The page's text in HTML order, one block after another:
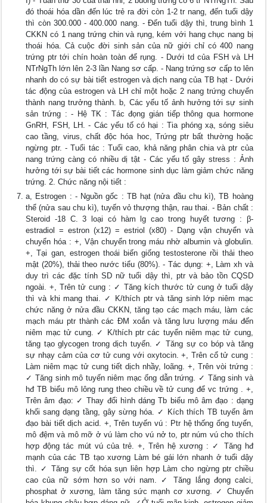
đó thoái hóa dần đến lúc trẻ ra đời còn 1-2 tr nang, đến tuổi dậy
thì còn 300.000 - 400.000 nang. - Đến tuổi dậy thì, trung bình 1
CKKN có 1 nang trứng chin và rụng, kém với hang chục nang bị
thoái hóa. Cả cuộc đời sinh sản của nữ giới chỉ có 400 nang
trứng ptr tới chín hoàn toàn để rụng. - Dưới td của FSH và LH
NTrNgTh lớn lên 2-3 lần Nang sơ cấp. - Nang trứng sơ cấp to lên
nhanh do có sự bài tiết estrogen và dịch nang của TB hạt - Dưới
tác động của estrogen và LH chỉ một hoặc 2 nang trứng chuyển
thành nang trưởng thành. b, Các yếu tố ảnh hưởng tới sự sinh
sản trứng : - Hệ TK : Tác đọng gián tiếp thông qua hormone
GnRH, FSH, LH. - Các yếu tố có hại : Tia phóng xạ, sóng siêu
cao tầng, virus, chất độc hóa hoc, Trứng ptr bất thường hoặc
ngừng ptr. - Tuổi tác : Tuổi cao, khả năng phân chia và ptr của
nang trứng càng có nhiều dị tật - Các yếu tố gây stress : Ảnh
hưởng tới sự bài tiết các hormone sinh dục làm giảm chức năng
trứng. 2. Chức năng nội tiết :
a, Estrogen : - Nguồn gốc : TB hạt (nửa đầu chu kì), TB hoàng
thể (nửa sau chu kì), tuyến vỏ thượng thận, rau thai. - Bản chất :
Steroid -18 C. 3 loại có hàm lg cao trong huyết tương : β-
estradiol = estron (x12) = estriol (x80) - Dạng vận chuyển và
chuyển hóa : +, Vận chuyển trong máu nhờ albumin và globulin.
+, Tại gan, estrogen thoái biến giống testosterone rồi thải theo
mật (20%), thải theo nước tiểu (80%). - Tác dụng: +, Làm xh và
duy trì các đặc tính SD nữ tuổi dậy thì, ptr và bảo tồn CQSD
ngoài. +, Trên tử cung : ✓ Tăng kích thước tử cung ở tuổi dậy
thì và khi mang thai. ✓ K/thích ptr và tăng sinh lớp niêm mạc
chức năng ở nửa đầu CKKN, tăng tạo các mạch máu, làm các
mạch máu ptr thành các ĐM xoắn và tăng lưu lượng máu đến
niêm mạc tử cung. ✓ K/thích ptr các tuyển niêm mạc tử cung,
tăng tạo glycogen trong dịch tuyến. ✓ Tăng sự co bóp và tăng
sự nhạy cảm của cơ tử cung với oxytocin. +, Trên cổ tử cung :
Làm niêm mạc tử cung tiết dịch nhầy, loãng. +, Trên vòi trứng :
✓ Tăng sinh mô tuyến niêm mạc ống dẫn trứng. ✓ Tăng sinh và
hđ TB biểu mô lông rung theo chiều về tử cung để vc trứng . +,
Trên âm đạo: ✓ Thay đổi hình dáng Tb biểu mô âm đạo : dạng
khối sang dạng tầng, gây sừng hóa. ✓ Kích thích TB tuyến âm
đạo bài tiết dịch acid. +, Trên tuyến vú : Ptr hệ thống ống tuyến,
mô đệm và mô mỡ ở vú làm cho vú nở to, ptr núm vú cho thích
hợp động tác mút vú của trẻ. +, Trên hệ xương : ✓ Tăng hđ
mạnh của các TB tạo xương Làm bé gái lớn nhanh ở tuổi dậy
thì. ✓ Tăng sự cốt hóa sụn liên hợp Làm cho ngừng ptr chiều
cao của nữ sớm hơn so với nam. ✓ Tăng lắng đọng calci,
phosphat ở xương, làm tăng sức mạnh cơ xương. ✓ Chuyển